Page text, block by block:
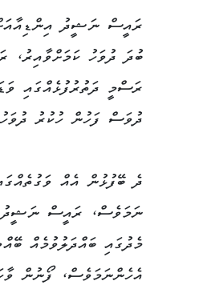
ރައީސް ނަޝީދު
ބުދަ ދުވަހު
ރަސްމީ ދަތުރުފުޅެއްގައި
ދުވަސް ފަހުން ހުކުރު
ދެ ބޭފުޅުން އެއް
ނަމަވެސް، ރައީސް ނަޝީދު
މެދުގައި ބައްދަލުވުމެއް
އެހެންނަމަވެސް، ފޯނުން